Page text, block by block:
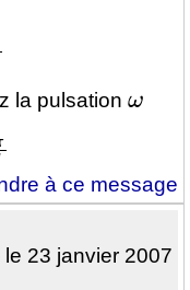
la pulsation
à ce message
23 janvier 2007